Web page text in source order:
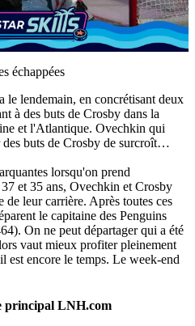
Video
échappées
le lendemain, en concrétisant deux
à des buts de Crosby dans la
et l'Atlantique. Ovechkin qui
buts de Crosby de surcroît…
lorsqu'on prend
et 35 ans, Ovechkin et Crosby
leur carrière. Après toutes ces
le capitaine des Penguins
On ne peut départager qui a été
vaut mieux profiter pleinement
est encore le temps. Le week-end
principal LNH.com